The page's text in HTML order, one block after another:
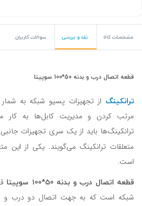
مشخصات کالا نقد و بررسی سوالات کاربران
قطعه اتصال درب و بدنه 50*100 سوپیتا
ترانکینگاز تجهیزات پسیو شبکه به شمار
مرتب کردن و مدیریت کابل‌ها به کار
ترانکینگ‌ها باید از یک سری تجهیزات جانبی
متعلقات
ترانکینگ می‌گویند. یکی از این
است.
قطعه اتصال درب و بدنه 50*100 سوپیتا
شبکه است که به جهت اتصال دو درب و